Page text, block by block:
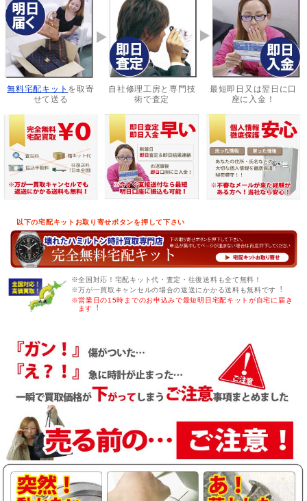
無料宅配キット を取寄
せて送る
自社修理工房と専門技
術で査定
最短即日又は翌日に口
座に入金！
以下の宅配キットお取り寄せボタンを押して下さい
※全国対応！宅配キット代・査定・往復送料も全て無料！
※万が一買取キャンセルの場合の返送にかかる送料も無料です︕
※営業日の15時までのお申込みで最短明日宅配キットが自宅に届き
ます︕